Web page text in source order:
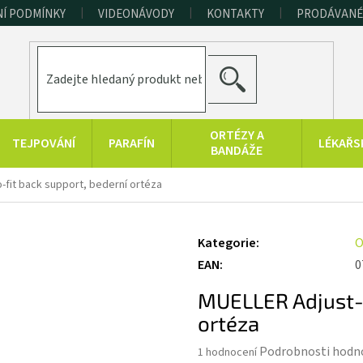
PODMÍNKY VIDEONÁVODY KONTAKTY
HLEDAT
TEJPOVÁNÍ PARAFÍN
ORTÉZY A
BANDÁŽE
POMŮCKY
SPORT A
FITNESS
VÝROBKY
MRTVÉHO MOŘE
fit back support, bederní ortéza
Kategorie:
EAN:
MUELLER
ortéza
Průměrné
1 hodnocení Podrobnosti